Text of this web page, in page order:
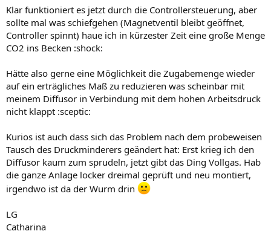
Klar funktioniert es jetzt durch die Controllersteuerung, aber
sollte mal was schiefgehen (Magnetventil bleibt geöffnet,
Controller spinnt) haue ich in kürzester Zeit eine große Menge
CO2 ins Becken :shock:
Hätte also gerne eine Möglichkeit die Zugabemenge wieder
auf ein erträgliches Maß zu reduzieren was scheinbar mit
meinem Diffusor in Verbindung mit dem hohen Arbeitsdruck
nicht klappt :sceptic:
Kurios ist auch dass sich das Problem nach dem probeweisen
Tausch des Druckminderers geändert hat: Erst krieg ich den
Diffusor kaum zum sprudeln, jetzt gibt das Ding Vollgas. Hab
die ganze Anlage locker dreimal geprüft und neu montiert,
irgendwo ist da der Wurm drin
LG
Catharina